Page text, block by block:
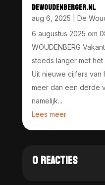
DEWOUDENBERGER.NL
aug 6, 2025
De
6 augustus 2025 om
WOUDENBERG
steeds langer met
Uit nieuwe cijfers van
meer dan een derde
namelijk...
Lees meer
0 REACTIES